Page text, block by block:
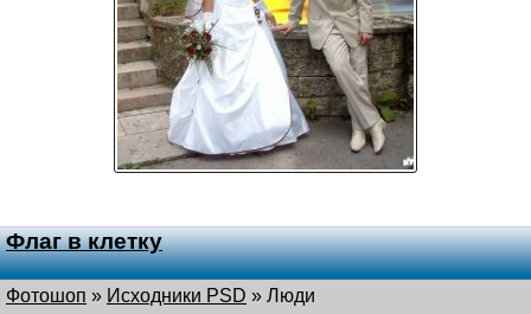
Флаг в клетку
Фотошоп » Исходники PSD » Люди